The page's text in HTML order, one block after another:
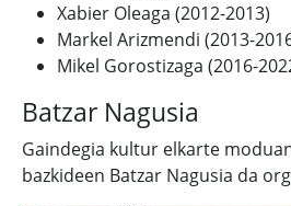
Xabier Oleaga (2012-2013)
Markel Arizmendi (2013-
Mikel Gorostizaga (2016-
Batzar Nagusia
Gaindegia kultur elkarte
bazkideen Batzar Nagusia da